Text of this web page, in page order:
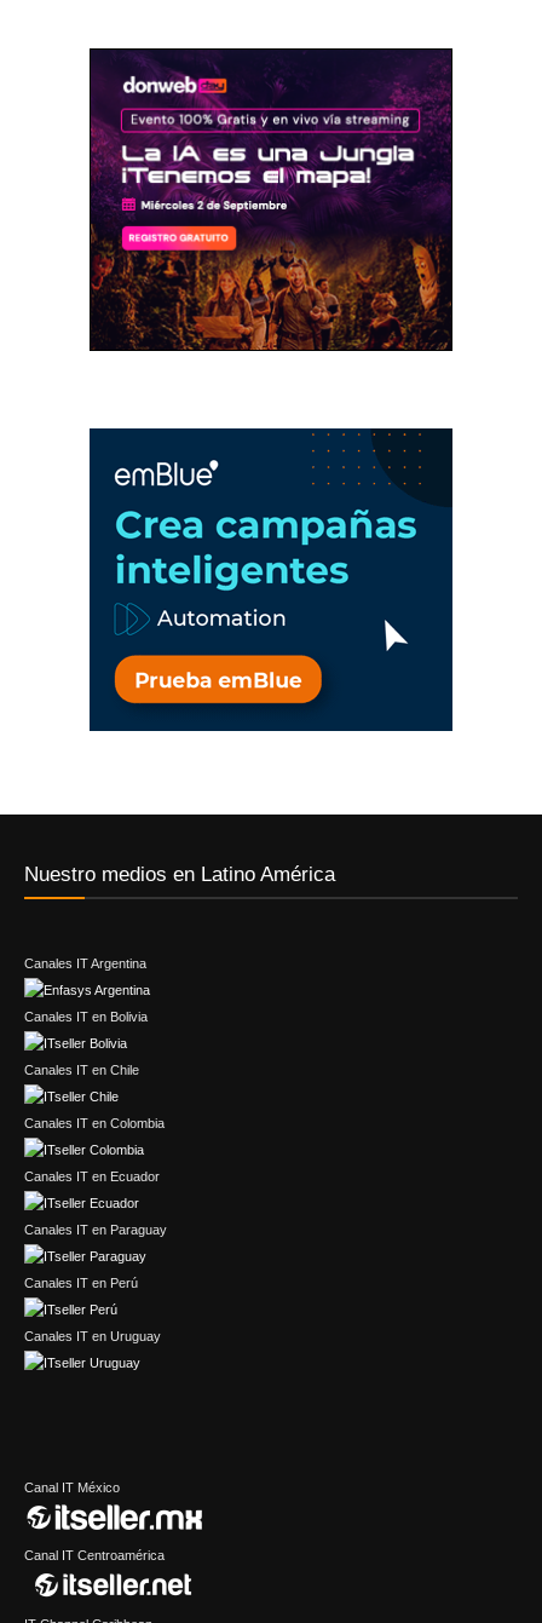
Nuestro medios en Latino América
Canales IT Argentina
Canales IT en Bolivia
Canales IT en Chile
Canales IT en Colombia
Canales IT en Ecuador
Canales IT en Paraguay
Canales IT en Perú
Canales IT en Uruguay
Canal IT México
Canal IT Centroamérica